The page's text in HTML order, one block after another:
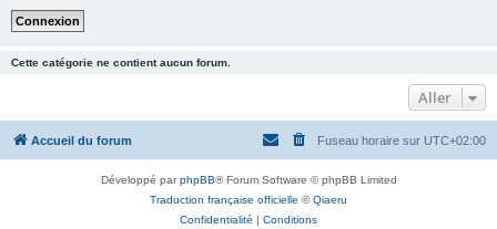
Cette catégorie ne contient aucun forum.
Aller
Accueil du forum Fuseau horaire sur UTC+02:00
Développé parphpBB® Forum Software © phpBB Limited
Traduction française officielle ©Qiaeru
Confidentialité | Conditions